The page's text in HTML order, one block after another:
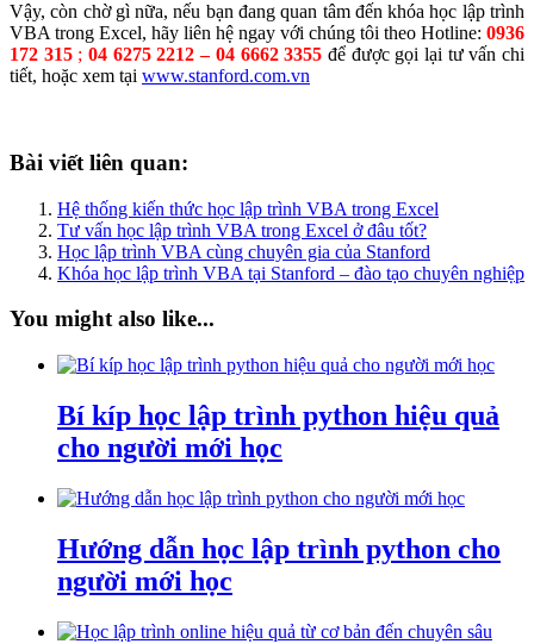
Vậy, còn chờ gì nữa, nếu bạn đang quan tâm đến khóa học lập trình
VBA trong Excel, hãy liên hệ ngay với chúng tôi theo Hotline: 0936
172 315 ;04 6275 2212 – 04 6662 3355 để được gọi lại tư vấn chi
tiết, hoặc xem tại www.stanford.com.vn
Bài viết liên quan:
Hệ thống kiến thức học lập trình VBA trong Excel
Tư vấn học lập trình VBA trong Excel ở đâu tốt?
Học lập trình VBA cùng chuyên gia của Stanford
Khóa học lập trình VBA tại Stanford – đào tạo chuyên nghiệp
You might also like...
Bí kíp học lập trình python hiệu quả
cho người mới học
Hướng dẫn học lập trình python cho
người mới học